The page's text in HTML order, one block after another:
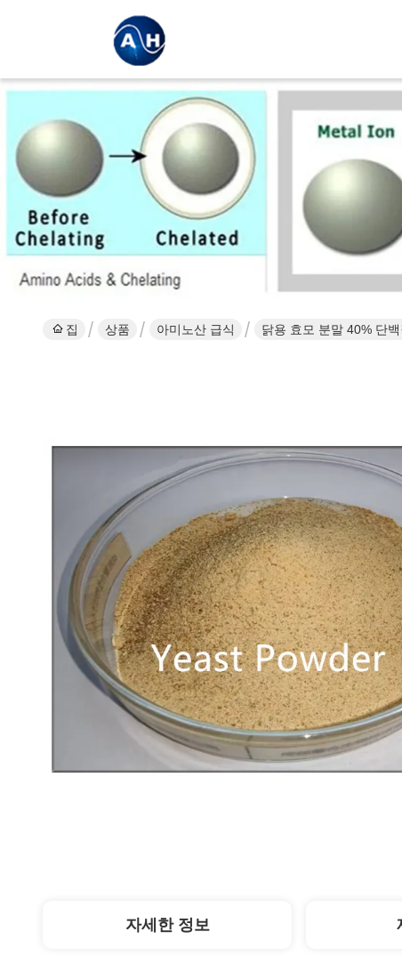
집 상품 아미노산 급식 닭용 효모 분말 40% 단
자세한 정보